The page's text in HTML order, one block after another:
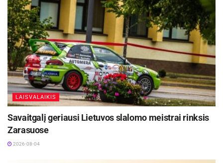
LAISVALAIKIS
Savaitgalį geriausi Lietuvos slalomo meistrai rinksis
Zarasuose
2026-08-04